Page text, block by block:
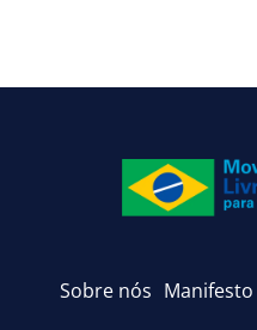
Sobre nós Manifesto